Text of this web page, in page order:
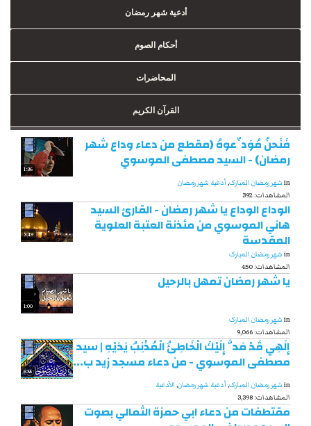
أدعية شهر رمضان
أحكام الصوم
المحاضرات
القرآن الكريم
1:36
فَنَحنُ مُوَدِّعوهُ (مقطع من دعاء وداع شهر
رمضان) - السيد مصطفى الموسوي
inشهر رمضان المبارک,أدعية شهر رمضان
392 :المشاهدات
3:49
الوداع الوداع يا شهر رمضان - القارئ السيد
هاني الموسوي من مئذنة العتبة العلوية
المقدسة
inشهر رمضان المبارک
450 :المشاهدات
1:00
يا شهر رمضان تمهل بالرحيل
inشهر رمضان المبارک
9,066 :المشاهدات
6:55
إِلَهِي قَدْ مَدَّ إِلَيْكَ الْخَاطِئُ الْمُذْنِبُ يَدَيْهِ | سيد
مصطفى الموسوي - من دعاء مسجد زيد ب...
inشهر رمضان المبارک,أدعية شهر رمضان,الأدعية
3,398 :المشاهدات
مقتطفات من دعاء ابي حمزة الثمالي بصوت